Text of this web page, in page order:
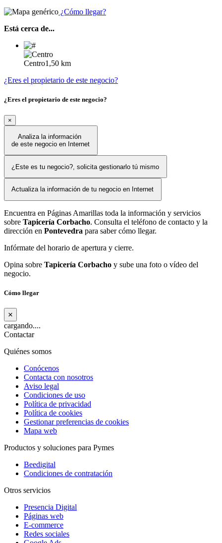
¿Cómo llegar?
Está cerca de...
Centro1,50 km
¿Eres el propietario de este negocio?
¿Eres el propietario de este negocio?
×
Analiza la información
de este negocio en Internet
¿Este es tu negocio?, solicita gestionarlo tú mismo
Actualiza la información de tu negocio en Internet
Encuentra en Páginas Amarillas toda la información y servicios
sobre Tapicería Corbacho. Consulta el teléfono de contacto y la
dirección en Pontevedra para saber cómo llegar.
Infórmate del horario de apertura y cierre.
Opina sobre Tapicería Corbacho y sube una foto o vídeo del
negocio.
Cómo llegar
×
cargando....
Contactar
Quiénes somos
Conócenos
Contacta con nosotros
Aviso legal
Condiciones de uso
Política de privacidad
Política de cookies
Gestionar preferencias de cookies
Mapa web
Productos y soluciones para Pymes
Beedigital
Condiciones de contratación
Otros servicios
Presencia Digital
Páginas web
E-commerce
Redes sociales